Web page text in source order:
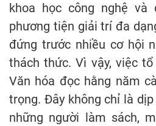
khoa học công nghệ và
phương tiện giải trí đa
đứng trước nhiều cơ hội
thách thức. Vì vậy, việc
Văn hóa đọc hằng năm
trọng. Đây không chỉ là
những người làm sách,